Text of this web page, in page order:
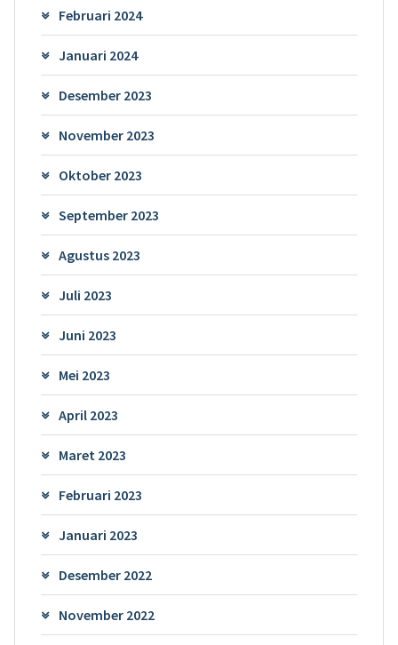
Februari 2024
Januari 2024
Desember 2023
November 2023
Oktober 2023
September 2023
Agustus 2023
Juli 2023
Juni 2023
Mei 2023
April 2023
Maret 2023
Februari 2023
Januari 2023
Desember 2022
November 2022